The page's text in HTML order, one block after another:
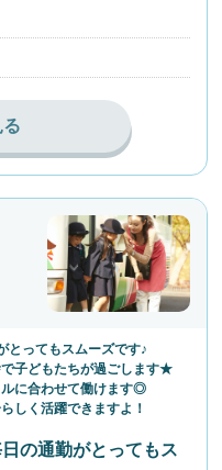
ってもスムーズです♪
子どもたちが過ごします★
に合わせて働けます◎
しく活躍できますよ！
の通勤がとってもス